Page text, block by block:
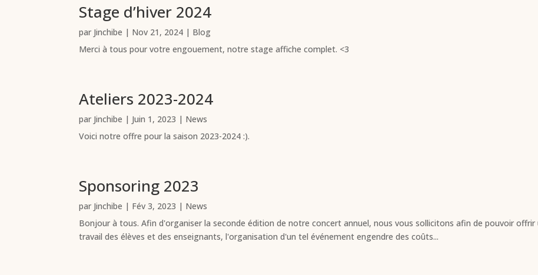
Stage d’hiver 2024
par Jinchibe | Nov 21, 2024 | Blog
Merci à tous pour votre engouement, notre stage affiche complet. <3
Ateliers 2023-2024
par Jinchibe | Juin 1, 2023 | News
Voici notre offre pour la saison 2023-2024 :).
Sponsoring 2023
par Jinchibe | Fév 3, 2023 | News
Bonjour à tous. Afin d'organiser la seconde édition de notre concert annuel, nous vous sollicitons afin de pouvoir
travail des élèves et des enseignants, l'organisation d'un tel événement engendre des coûts...